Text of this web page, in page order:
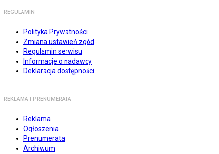
REGULAMIN
Polityka Prywatności
Zmiana ustawień zgód
Regulamin serwisu
Informacje o nadawcy
Deklaracja dostępności
REKLAMA I PRENUMERATA
Reklama
Ogłoszenia
Prenumerata
Archiwum